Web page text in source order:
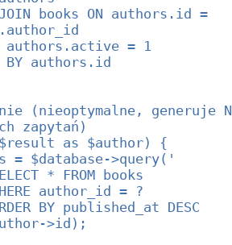
books ON authors.id =
authors.active = 1
BY authors.id
(nieoptymalne, generuje
zapytań)
as $author) {
= $database->query('
* FROM books
author_id = ?
BY published_at DESC
>id);